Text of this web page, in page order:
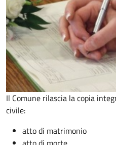
Il Comune rilascia la copia
civile:
atto di matrimonio